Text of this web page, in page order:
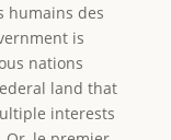
humains des
is
nations
land that
interests